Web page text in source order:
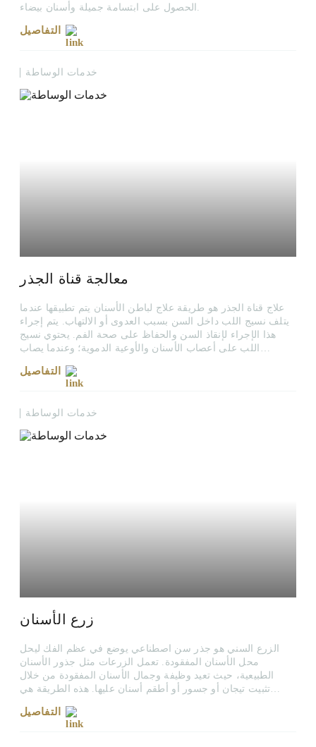
الحصول على ابتسامة جميلة وأسنان بيضاء.
التفاصيل
خدمات الوساطة
معالجة قناة الجذر
علاج قناة الجذر هو طريقة علاج لباطن الأسنان يتم تطبيقها عندما
يتلف نسيج اللب داخل السن بسبب العدوى أو الالتهاب. يتم إجراء
هذا الإجراء لإنقاذ السن والحفاظ على صحة الفم. يحتوي نسيج
اللب على أعصاب الأسنان والأوعية الدموية؛ وعندما يصاب
التفاصيل
خدمات الوساطة
زرع الأسنان
الزرع السني هو جذر سن اصطناعي يوضع في عظم الفك ليحل
محل الأسنان المفقودة. تعمل الزرعات مثل جذور الأسنان
الطبيعية، حيث تعيد وظيفة وجمال الأسنان المفقودة من خلال
تثبيت تيجان أو جسور أو أطقم أسنان عليها. هذه الطريقة هي
التفاصيل